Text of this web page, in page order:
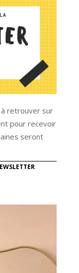
retrouver sur
pour recevoir
seront